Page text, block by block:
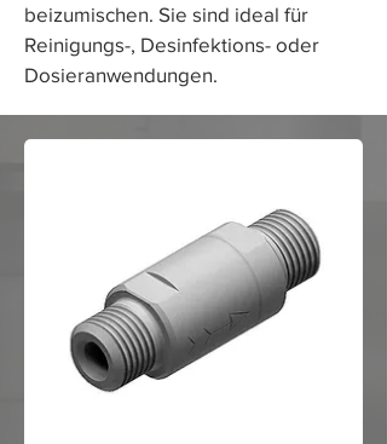
beizumischen. Sie sind ideal für
Reinigungs-, Desinfektions- oder
Dosieranwendungen.